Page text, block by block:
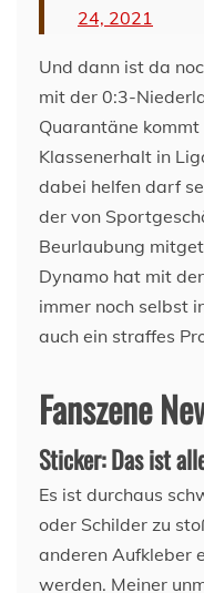
24, 2021
Und dann ist da
mit der 0:3-
Quarantäne
Klassenerhalt in
dabei helfen darf
der von
Beurlaubung
Dynamo hat mit
immer noch selbst
auch ein straffes
Fanszene
Sticker: Das ist
Es ist durchaus
oder Schilder zu
anderen Aufkleber
werden. Meiner